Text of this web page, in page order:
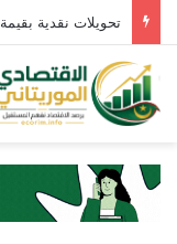
تحويلات نقدية بقيمة 500 مليون قديمة أوقية لصالح سكان كنكوصة